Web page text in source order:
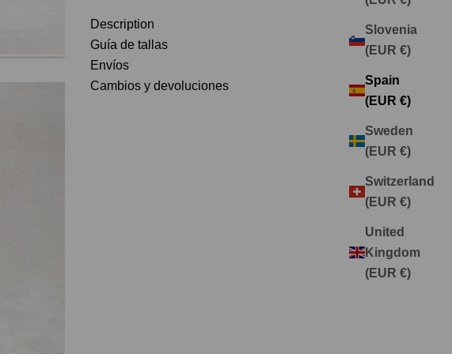
Slovenia
(EUR €)
Spain
(EUR €)
Sweden
(EUR €)
Switzerland
(EUR €)
United
Kingdom
(EUR €)
Description
Guía de tallas
Envíos
Cambios y devoluciones